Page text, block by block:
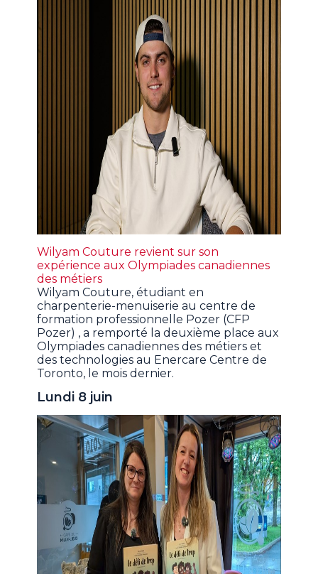
Wilyam Couture revient sur son
expérience aux Olympiades canadiennes
des métiers
Wilyam Couture, étudiant en
charpenterie-menuiserie au centre de
formation professionnelle Pozer (CFP
Pozer) , a remporté la deuxième place aux
Olympiades canadiennes des métiers et
des technologies au Enercare Centre de
Toronto, le mois dernier.
Lundi 8 juin